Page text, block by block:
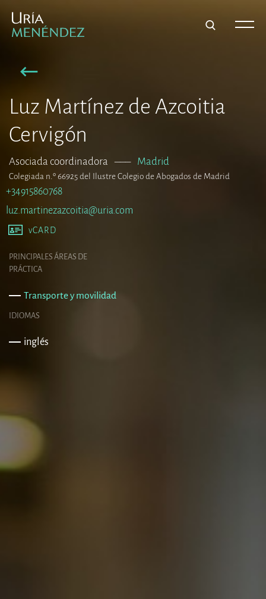
Luz Martínez de Azcoitia
Cervigón
Asociada coordinadora ––– Madrid
Colegiada n.º 66925 del Ilustre Colegio de Abogados de Madrid
+34915860768
luz.martinezazcoitia@uria.com
vCARD
PRINCIPALES ÁREAS DE
PRÁCTICA
Transporte y movilidad
IDIOMAS
inglés